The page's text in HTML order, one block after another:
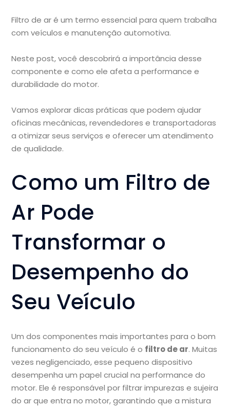
Filtro de ar é um termo essencial para quem trabalha
com veículos e manutenção automotiva.
Neste post, você descobrirá a importância desse
componente e como ele afeta a performance e
durabilidade do motor.
Vamos explorar dicas práticas que podem ajudar
oficinas mecânicas, revendedores e transportadoras
a otimizar seus serviços e oferecer um atendimento
de qualidade.
Como um Filtro de
Ar Pode
Transformar o
Desempenho do
Seu Veículo
Um dos componentes mais importantes para o bom
funcionamento do seu veículo é o filtro de ar. Muitas
vezes negligenciado, esse pequeno dispositivo
desempenha um papel crucial na performance do
motor. Ele é responsável por filtrar impurezas e sujeira
do ar que entra no motor, garantindo que a mistura